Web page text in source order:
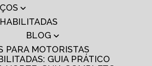
BLOG
PARA MOTORISTAS
GUIA PRÁTICO